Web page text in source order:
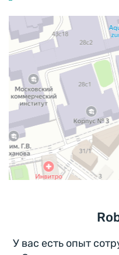
У вас есть опыт